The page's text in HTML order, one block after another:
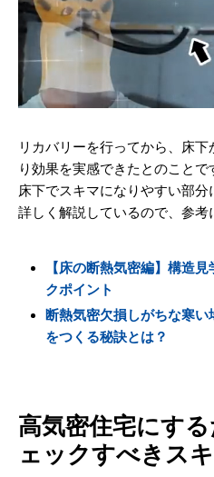
リカバリーを行ってから、床
り効果を実感できたとのことで
床下でスキマになりやすい部
詳しく解説しているので、参考
【床の断熱気密編】構造
クポイント
断熱気密欠損しがちな寒
をつくる秘訣とは？
高気密住宅にす
ェックすべきス